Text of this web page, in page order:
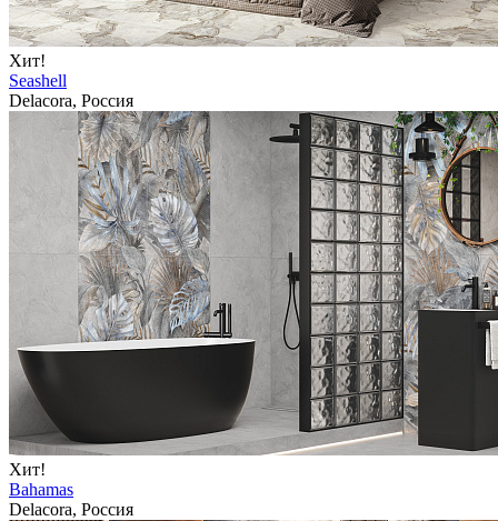
Хит!
Seashell
Delacora, Россия
Хит!
Bahamas
Delacora, Россия